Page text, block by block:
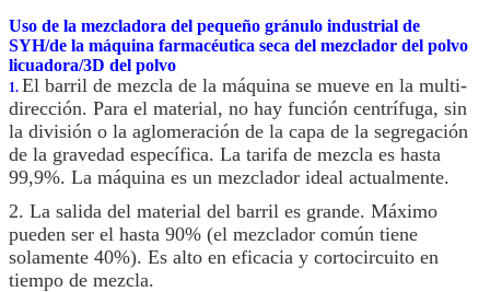
Uso de la mezcladora del pequeño gránulo industrial de
SYH/de la máquina farmacéutica seca del mezclador del polvo
licuadora/3D del polvo
1. El barril de mezcla de la máquina se mueve en la multi-
dirección. Para el material, no hay función centrífuga, sin
la división o la aglomeración de la capa de la segregación
de la gravedad específica. La tarifa de mezcla es hasta
99,9%. La máquina es un mezclador ideal actualmente.
2. La salida del material del barril es grande. Máximo
pueden ser el hasta 90% (el mezclador común tiene
solamente 40%). Es alto en eficacia y cortocircuito en
tiempo de mezcla.